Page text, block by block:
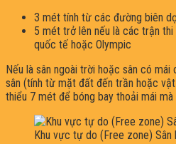
3 mét tính từ các đường biên
5 mét trở lên nếu là các trận
quốc tế hoặc Olympic
Nếu là sân ngoài trời hoặc sân có
sân (tính từ mặt đất đến trần hoặc
thiểu 7 mét để bóng bay thoải mái
Khu vực tự do (Free zone) Sân